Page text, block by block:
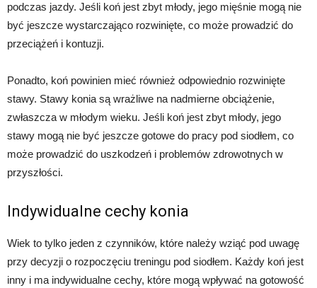
podczas jazdy. Jeśli koń jest zbyt młody, jego mięśnie mogą nie
być jeszcze wystarczająco rozwinięte, co może prowadzić do
przeciążeń i kontuzji.
Ponadto, koń powinien mieć również odpowiednio rozwinięte
stawy. Stawy konia są wrażliwe na nadmierne obciążenie,
zwłaszcza w młodym wieku. Jeśli koń jest zbyt młody, jego
stawy mogą nie być jeszcze gotowe do pracy pod siodłem, co
może prowadzić do uszkodzeń i problemów zdrowotnych w
przyszłości.
Indywidualne cechy konia
Wiek to tylko jeden z czynników, które należy wziąć pod uwagę
przy decyzji o rozpoczęciu treningu pod siodłem. Każdy koń jest
inny i ma indywidualne cechy, które mogą wpływać na gotowość